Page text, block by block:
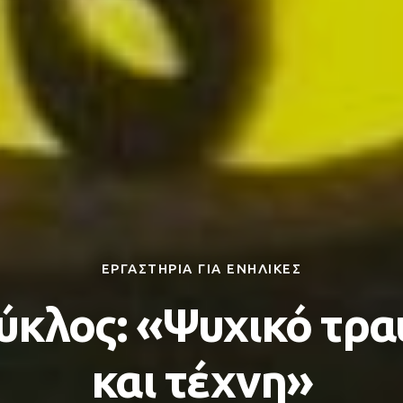
ΕΡΓΑΣΤΗΡΙΑ ΓΙΑ ΕΝΗΛΙΚΕΣ
«Ψυχικό
και τέχνη»